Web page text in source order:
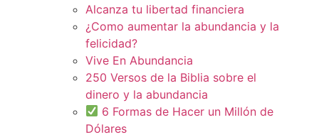
Alcanza tu libertad financiera
¿Como aumentar la abundancia y la
felicidad?
Vive En Abundancia
250 Versos de la Biblia sobre el
dinero y la abundancia
6 Formas de Hacer un Millón de
Dólares